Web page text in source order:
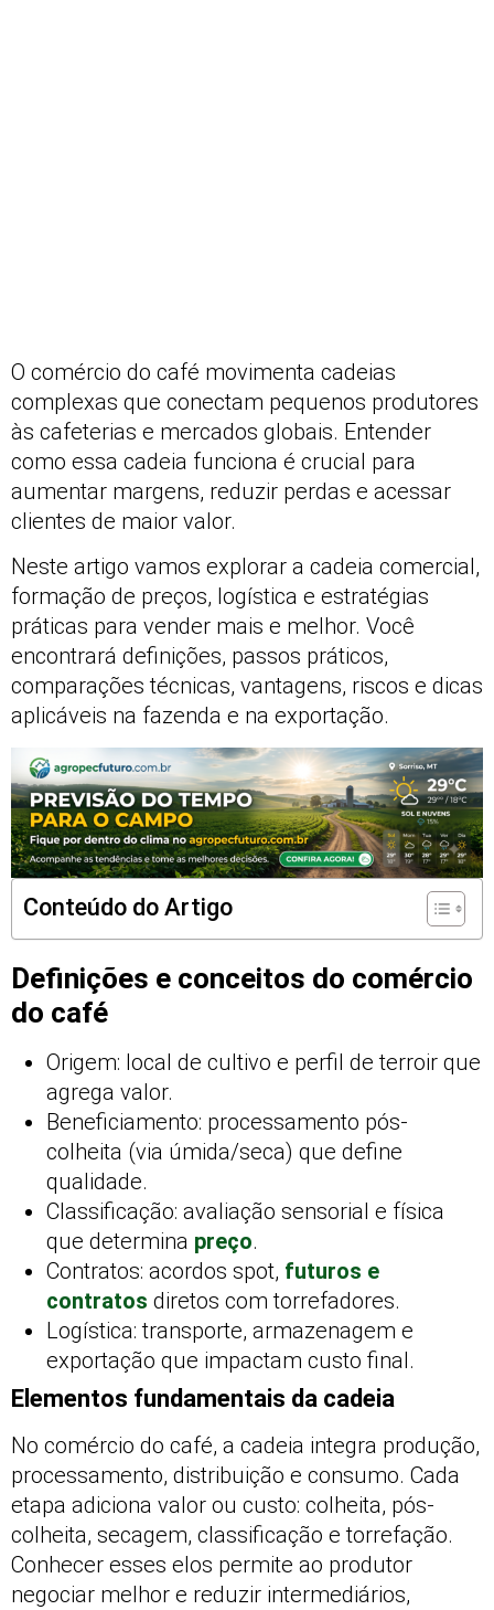
O comércio do café movimenta cadeias
complexas que conectam pequenos produtores
às cafeterias e mercados globais. Entender
como essa cadeia funciona é crucial para
aumentar margens, reduzir perdas e acessar
clientes de maior valor.
Neste artigo vamos explorar a cadeia comercial,
formação de preços, logística e estratégias
práticas para vender mais e melhor. Você
encontrará definições, passos práticos,
comparações técnicas, vantagens, riscos e dicas
aplicáveis na fazenda e na exportação.
Conteúdo do Artigo
Definições e conceitos do comércio
do café
Origem: local de cultivo e perfil de terroir que
agrega valor.
Beneficiamento: processamento pós-
colheita (via úmida/seca) que define
qualidade.
Classificação: avaliação sensorial e física
que determina preço.
Contratos: acordos spot, futuros e
contratos diretos com torrefadores.
Logística: transporte, armazenagem e
exportação que impactam custo final.
Elementos fundamentais da cadeia
No comércio do café, a cadeia integra produção,
processamento, distribuição e consumo. Cada
etapa adiciona valor ou custo: colheita, pós-
colheita, secagem, classificação e torrefação.
Conhecer esses elos permite ao produtor
negociar melhor e reduzir intermediários,